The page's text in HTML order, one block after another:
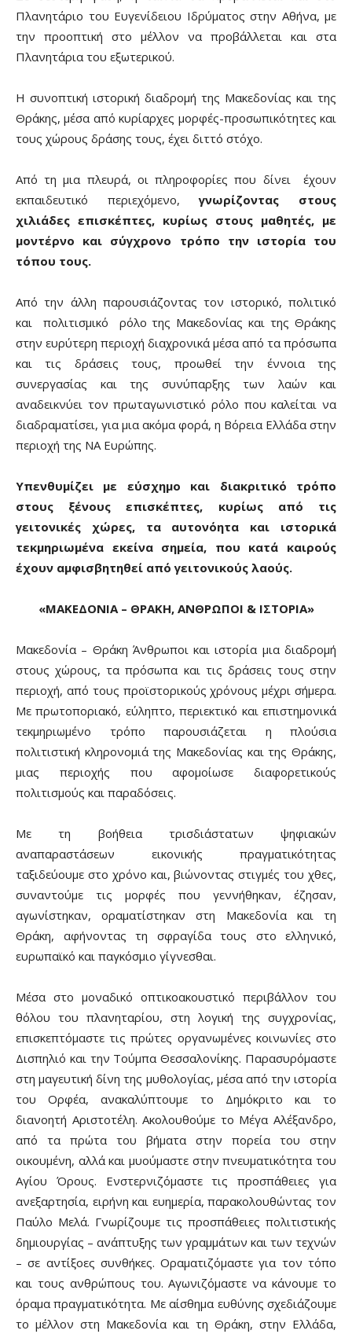
Πλανητάριο του Ευγενίδειου Ιδρύματος στην Αθήνα, με
την προοπτική στο μέλλον να προβάλλεται και στα
Πλανητάρια του εξωτερικού.
Η συνοπτική ιστορική διαδρομή της Μακεδονίας και της
Θράκης, μέσα από κυρίαρχες μορφές-προσωπικότητες και
τους χώρους δράσης τους, έχει διττό στόχο.
Από τη μια πλευρά, οι πληροφορίες που δίνει έχουν
εκπαιδευτικό περιεχόμενο,γνωρίζοντας στους
χιλιάδες επισκέπτες, κυρίως στους μαθητές, με
μοντέρνο και σύγχρονο τρόπο την ιστορία του
τόπου τους.
Από την άλλη παρουσιάζοντας τον ιστορικό, πολιτικό
και πολιτισμικό ρόλο της Μακεδονίας και της Θράκης
στην ευρύτερη περιοχή διαχρονικά μέσα από τα πρόσωπα
και τις δράσεις τους, προωθεί την έννοια της
συνεργασίας και της συνύπαρξης των λαών και
αναδεικνύει τον πρωταγωνιστικό ρόλο που καλείται να
διαδραματίσει, για μια ακόμα φορά, η Βόρεια Ελλάδα στην
περιοχή της ΝΑ Ευρώπης.
Υπενθυμίζει με εύσχημο και διακριτικό τρόπο
στους ξένους επισκέπτες, κυρίως από τις
γειτονικές χώρες, τα αυτονόητα και ιστορικά
τεκμηριωμένα εκείνα σημεία, που κατά καιρούς
έχουν αμφισβητηθεί από γειτονικούς λαούς.
«ΜΑΚΕΔΟΝΙΑ – ΘΡΑΚΗ, ΑΝΘΡΩΠΟΙ & ΙΣΤΟΡΙΑ»
Μακεδονία – Θράκη Άνθρωποι και ιστορία μια διαδρομή
στους χώρους, τα πρόσωπα και τις δράσεις τους στην
περιοχή, από τους προϊστορικούς χρόνους μέχρι σήμερα.
Με πρωτοποριακό, εύληπτο, περιεκτικό και επιστημονικά
τεκμηριωμένο τρόπο παρουσιάζεται η πλούσια
πολιτιστική κληρονομιά της Μακεδονίας και της Θράκης,
μιας περιοχής που αφομοίωσε διαφορετικούς
πολιτισμούς και παραδόσεις.
Με τη βοήθεια τρισδιάστατων ψηφιακών
αναπαραστάσεων εικονικής πραγματικότητας
ταξιδεύουμε στο χρόνο και, βιώνοντας στιγμές του χθες,
συναντούμε τις μορφές που γεννήθηκαν, έζησαν,
αγωνίστηκαν, οραματίστηκαν στη Μακεδονία και τη
Θράκη, αφήνοντας τη σφραγίδα τους στο ελληνικό,
ευρωπαϊκό και παγκόσμιο γίγνεσθαι.
Μέσα στο μοναδικό οπτικοακουστικό περιβάλλον του
θόλου του πλανηταρίου, στη λογική της συγχρονίας,
επισκεπτόμαστε τις πρώτες οργανωμένες κοινωνίες στο
Δισπηλιό και την Τούμπα Θεσσαλονίκης. Παρασυρόμαστε
στη μαγευτική δίνη της μυθολογίας, μέσα από την ιστορία
του Ορφέα, ανακαλύπτουμε το Δημόκριτο και το
διανοητή Αριστοτέλη. Ακολουθούμε το Μέγα Αλέξανδρο,
από τα πρώτα του βήματα στην πορεία του στην
οικουμένη, αλλά και μυούμαστε στην πνευματικότητα του
Αγίου Όρους. Ενστερνιζόμαστε τις προσπάθειες για
ανεξαρτησία, ειρήνη και ευημερία, παρακολουθώντας τον
Παύλο Μελά. Γνωρίζουμε τις προσπάθειες πολιτιστικής
δημιουργίας – ανάπτυξης των γραμμάτων και των τεχνών
– σε αντίξοες συνθήκες. Οραματιζόμαστε για τον τόπο
και τους ανθρώπους του. Αγωνιζόμαστε να κάνουμε το
όραμα πραγματικότητα. Με αίσθημα ευθύνης σχεδιάζουμε
το μέλλον στη Μακεδονία και τη Θράκη, στην Ελλάδα,